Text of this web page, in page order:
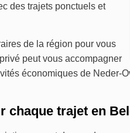
des trajets ponctuels et
de la région pour vous
peut vous accompagner
économiques de
chaque trajet en